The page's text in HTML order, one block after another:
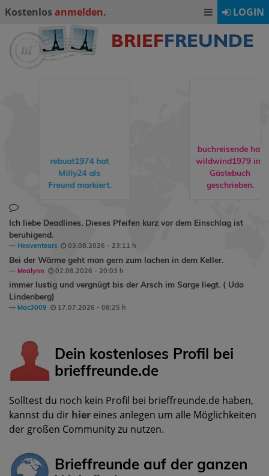
Kostenlos anmelden. LOGIN
rebuat1974hat
Milly24als
Freund markiert.
buchreisende hat
wildwind1979ins
Gästebuch
geschrieben.
Ich liebe Deadlines. Dieses Pfeifen kurz vor dem Einschlag ist
beruhigend.
Heaventears 03.08.2026 - 23:11 h
Bei der Wärme geht man gern zum lachen in dem Keller.
Mealynn 02.08.2026 - 20:03 h
immer lustig und vergnügt bis der Arsch im Sarge liegt. ( Udo
Lindenberg)
Mac3009 17.07.2026 - 08:25 h
Dein kostenloses Profil bei
brieffreunde.de
Solltest du noch kein Profil bei brieffreunde.de haben,
kannst du dir hier eines anlegen um alle Möglichkeiten
der großen Community zu nutzen.
Brieffreunde auf der ganzen